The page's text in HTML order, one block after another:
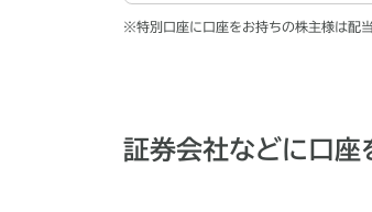
※特別口座に口座をお持ちの株主様は配
証券会社などに口座